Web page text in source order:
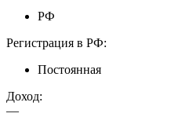
РФ
Регистрация в РФ:
Постоянная
Доход:
—